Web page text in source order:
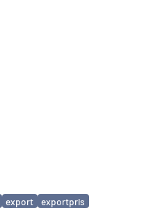
export
exportpris